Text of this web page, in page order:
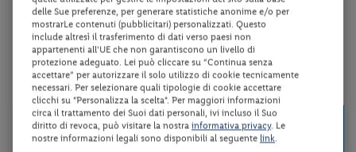
PORTO GIARDINO
All inclusive
da 118 € per notte
Check-in
dal 16/08/26
da 825 €
a persona per 7 notti
delle Sue preferenze, per generare statistiche anonime e/o per
mostrarLe contenuti (pubblicitari) personalizzati. Questo
include altresì il trasferimento di dati verso paesi non
appartenenti all'UE che non garantiscono un livello di
protezione adeguato. Lei può cliccare su “Continua senza
accettare” per autorizzare il solo utilizzo di cookie tecnicamente
necessari. Per selezionare quali tipologie di cookie accettare
clicchi su "Personalizza la scelta". Per maggiori informazioni
circa il trattamento dei Suoi dati personali, ivi incluso il Suo
diritto di revoca, può visitare la nostra informativa privacy. Le
nostre informazioni legali sono disponibili al seguente link.